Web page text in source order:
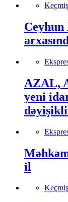
AZAL,
yeni
il